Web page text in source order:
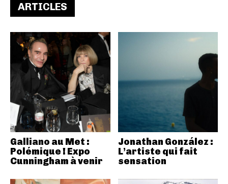
ARTICLES
Galliano au Met :
Polémique ! Expo
Cunningham à venir
Jonathan González :
L’artiste qui fait
sensation